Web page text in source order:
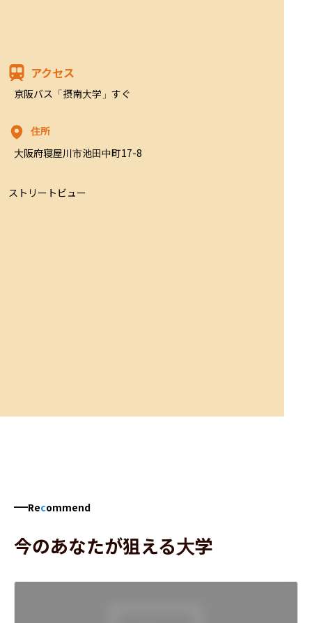
アクセス
京阪バス「摂南大学」すぐ
住所
大阪府寝屋川市池田中町17-8
ストリートビュー
Recommend
今のあなたが狙える大学